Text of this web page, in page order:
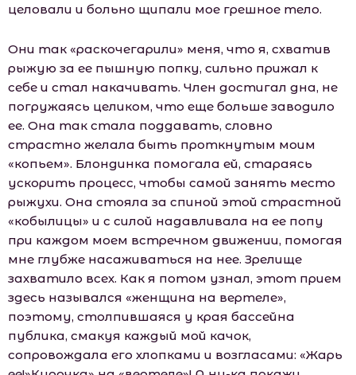
целовали и больно щипали мое грешное тело.
Они так «раскочегарили» меня, что я, схватив
рыжую за ее пышную попку, сильно прижал к
себе и стал накачивать. Член достигал дна, не
погружаясь целиком, что еще больше заводило
ее. Она так стала поддавать, словно
страстно желала быть проткнутым моим
«копьем». Блондинка помогала ей, стараясь
ускорить процесс, чтобы самой занять место
рыжухи. Она стояла за спиной этой страстной
«кобылицы» и с силой надавливала на ее попу
при каждом моем встречном движении, помогая
мне глубже насаживаться на нее. Зрелище
захватило всех. Как я потом узнал, этот прием
здесь назывался «женщина на вертеле»,
поэтому, столпившаяся у края бассейна
публика, смакуя каждый мой качок,
сопровождала его хлопками и возгласами: «Жарь